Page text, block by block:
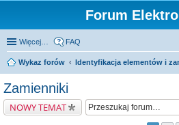
Forum
Więcej… FAQ
Wykaz forów Identyfikacja elementów i
Zamienniki
NOWY TEMAT